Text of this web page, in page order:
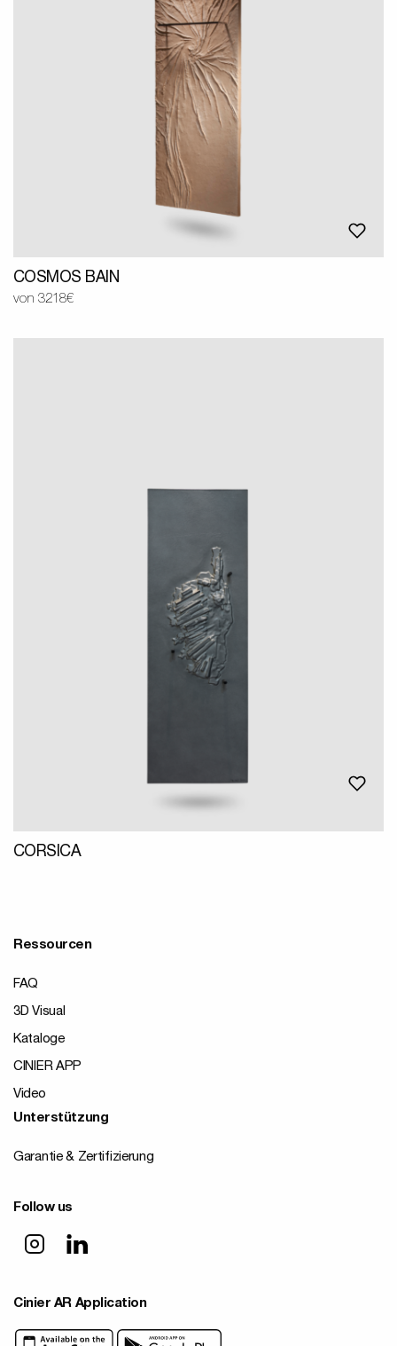
COSMOS BAIN
von 3218€
CORSICA
Ressourcen
FAQ
3D Visual
Kataloge
CINIER APP
Video
Unterstützung
Garantie & Zertifizierung
Follow us
Cinier AR Application